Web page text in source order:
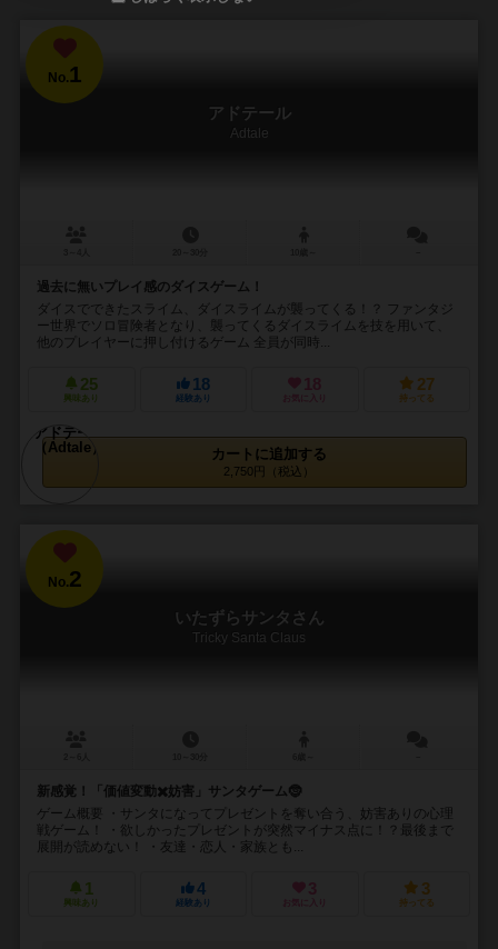
No.1
アドテール
Adtale
過去に無いプレイ感のダイスゲーム！
ダイスでできたスライム、ダイスライムが襲ってくる！？ ファンタジ
ー世界でソロ冒険者となり、襲ってくるダイスライムを技を用いて、
他のプレイヤーに押し付けるゲーム 全員が同時...
25
興味あり
18
経験あり
18
お気に入り
27
持ってる
カートに追加する
2,750円（税込）
No.2
いたずらサンタさん
Tricky Santa Claus
新感覚！「価値変動✖️妨害」サンタゲーム🤶
ゲーム概要 ・サンタになってプレゼントを奪い合う、妨害ありの心理
戦ゲーム！ ・欲しかったプレゼントが突然マイナス点に！？最後まで
展開が読めない！ ・友達・恋人・家族とも...
1
興味あり
4
経験あり
3
お気に入り
3
持ってる